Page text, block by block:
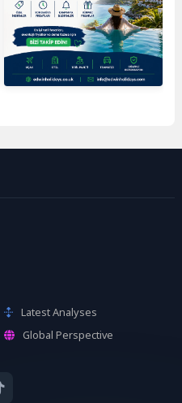
Latest Analyses
Global Perspective